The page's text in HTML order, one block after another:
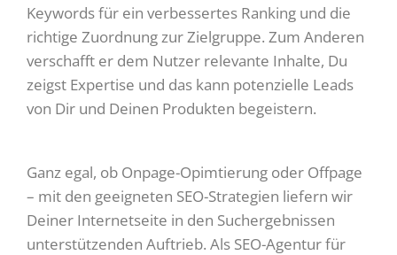
Keywords für ein verbessertes Ranking und die
richtige Zuordnung zur Zielgruppe. Zum Anderen
verschafft er dem Nutzer relevante Inhalte, Du
zeigst Expertise und das kann potenzielle Leads
von Dir und Deinen Produkten begeistern.
Ganz egal, ob Onpage-Opimtierung oder Offpage
– mit den geeigneten SEO-Strategien liefern wir
Deiner Internetseite in den Suchergebnissen
unterstützenden Auftrieb. Als SEO-Agentur für